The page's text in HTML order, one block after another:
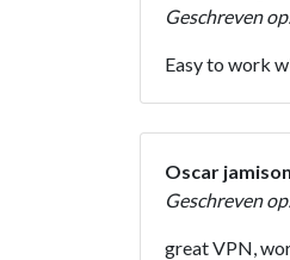
Geschreven
Easy to work
Oscar
Geschreven
great VPN,